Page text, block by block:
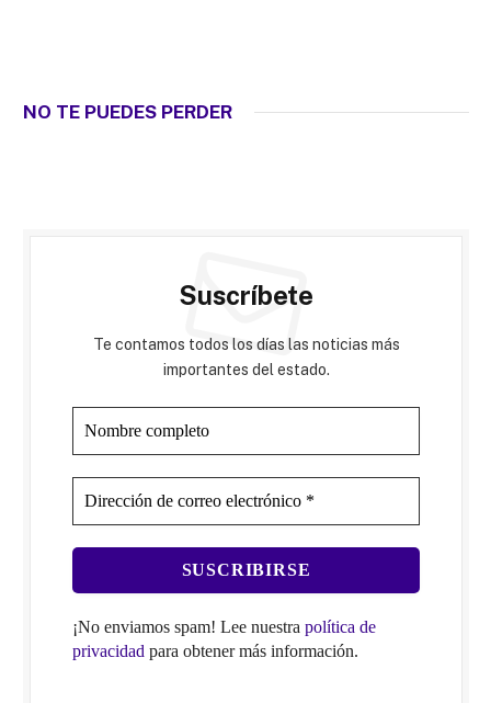
NO TE PUEDES PERDER
Suscríbete
Te contamos todos los días las noticias más
importantes del estado.
¡No enviamos spam! Lee nuestra política de
privacidad para obtener más información.